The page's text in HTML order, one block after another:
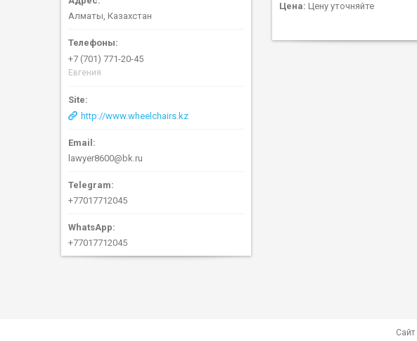
Цена: Цену уточняйте
Алматы, Казахстан
+7 (701) 771-20-45
Евгения
http://www.wheelchairs.kz
lawyer8600@bk.ru
+77017712045
+77017712045